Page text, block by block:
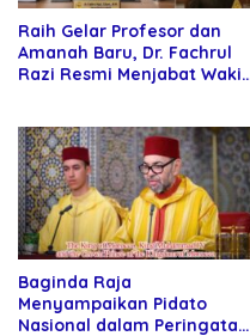
Raih Gelar Profesor dan
Amanah Baru, Dr. Fachrul
Razi Resmi Menjabat Wakil
Baginda Raja
Menyampaikan Pidato
Nasional dalam Peringatan